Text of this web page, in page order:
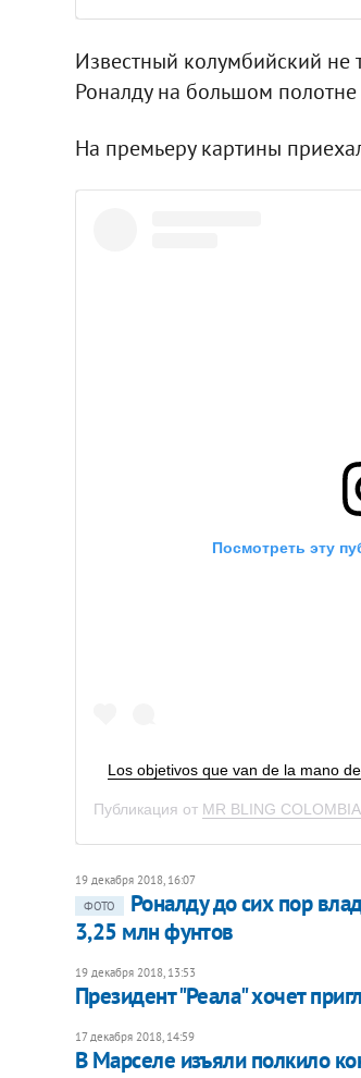
Известный колумбийский не
Роналду на большом
На премьеру картины
Посмотреть эту
Los objetivos que van de la mano
Публикация от MR BLING
19 декабря 2018, 16:07
ФОТО
Роналду до сих пор
3,25 млн фунтов
19 декабря 2018, 13:53
Президент "Реала" хочет
17 декабря 2018, 14:59
В Марселе изъяли полкило